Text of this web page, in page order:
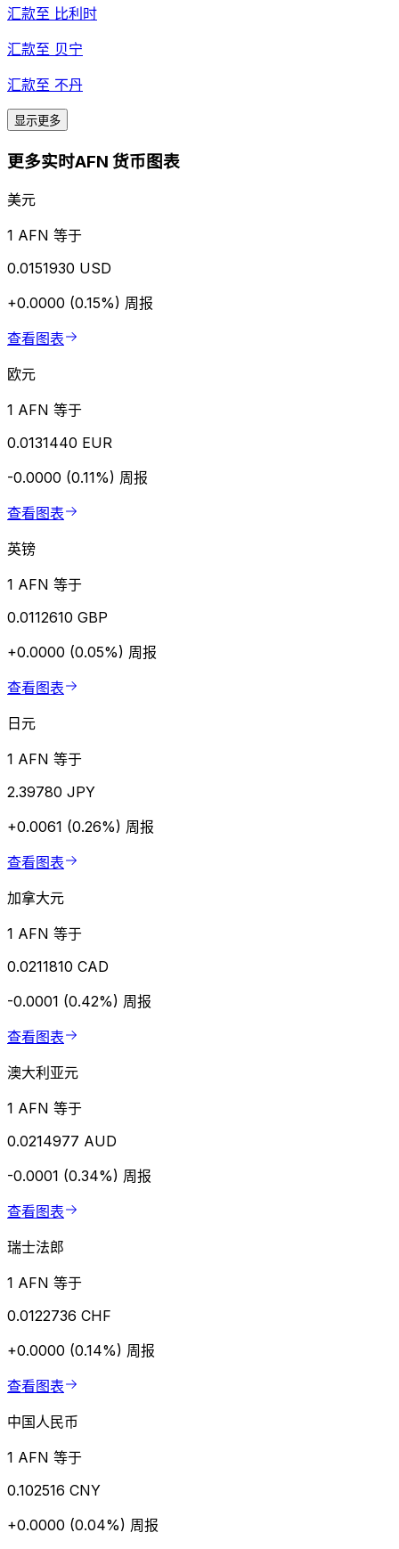
汇款至 比利时
汇款至 贝宁
汇款至 不丹
显示更多
更多实时AFN 货币图表
美元
1 AFN 等于
0.0151930 USD
+0.0000 (0.15%) 周报
查看图表
欧元
1 AFN 等于
0.0131440 EUR
-0.0000 (0.11%) 周报
查看图表
英镑
1 AFN 等于
0.0112610 GBP
+0.0000 (0.05%) 周报
查看图表
日元
1 AFN 等于
2.39780 JPY
+0.0061 (0.26%) 周报
查看图表
加拿大元
1 AFN 等于
0.0211810 CAD
-0.0001 (0.42%) 周报
查看图表
澳大利亚元
1 AFN 等于
0.0214977 AUD
-0.0001 (0.34%) 周报
查看图表
瑞士法郎
1 AFN 等于
0.0122736 CHF
+0.0000 (0.14%) 周报
查看图表
中国人民币
1 AFN 等于
0.102516 CNY
+0.0000 (0.04%) 周报